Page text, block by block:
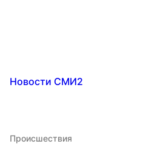
Новости СМИ2
Происшествия